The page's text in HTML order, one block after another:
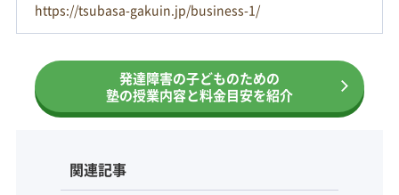
https://tsubasa-gakuin.jp/business-1/
発達障害の子どものための
塾の授業内容と料金目安を紹介
関連記事